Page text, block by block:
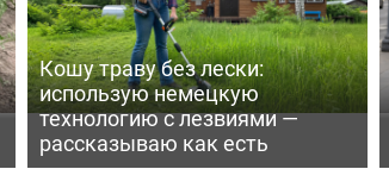
Кошу траву без лески:
использую немецкую
технологию с лезвиями —
рассказываю как есть